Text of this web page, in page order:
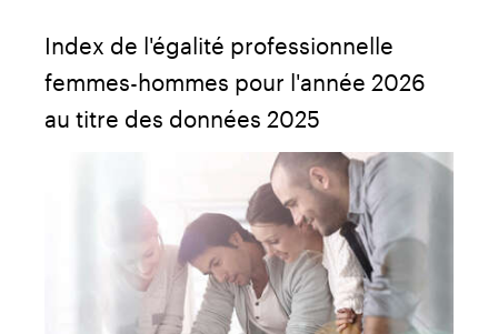
Index de l'égalité professionnelle
femmes-hommes pour l'année 2026
au titre des données 2025